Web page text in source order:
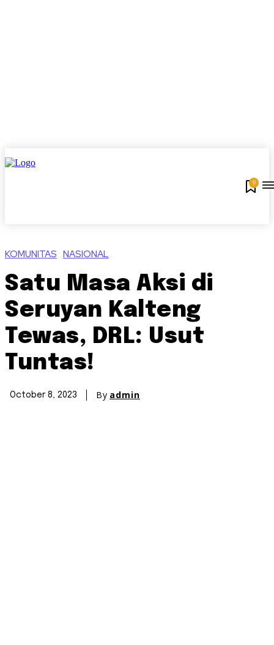
0
KOMUNITAS NASIONAL
Satu Masa Aksi di
Seruyan Kalteng
Tewas, DRL: Usut
Tuntas!
October 8, 2023 By admin